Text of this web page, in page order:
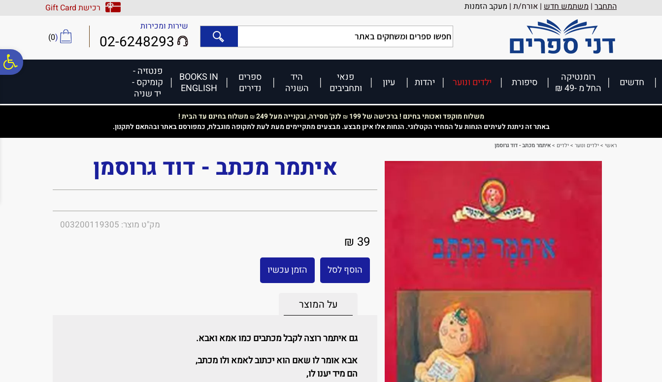
נגישות
אתר
המרכזי
התחבר | משתמש חדש | אורח/ת | מעקב הזמנות
רכישת Gift Card
שירות ומכירות
02-6248293
(
0
)
חדשים
רומנטיקה
החל מ -49 ₪
סיפורת ילדים ונוער יהדות עיון
פנאי
ותחביבים
היד
השניה
ספרים
נדירים
BOOKS IN
ENGLISH
פנטזיה -
קומיקס -
יד שניה
משלוח מוקפד ואכותי בחינם ! ברכישה של 199 ₪ לנק' מסירה, ובקנייה מעל 249 ₪משלוח בחינם עד הבית !
באתר זה ניתנת לעיתים הנחות על המחיר הקטלוגי. הנחות אלו אינן מבצע. מבצעים מתקיימים מעת לעת לתקופה מוגבלת, כמפורסם באתר ובהתאם לתקנון.
ראשי >ילדים ונוער >ילדים >איתמר מכתב - דוד גרוסמן
איתמר מכתב - דוד גרוסמן
מק"ט מוצר: 003200119305
39 ₪
הוסף לסל הזמן עכשיו
על המוצר
גם איתמר רוצה לקבל מכתבים כמו אמא ואבא.
אבא אומר לו שאם הוא יכתוב לאמא ולו מכתב,
הם מיד יענו לו,